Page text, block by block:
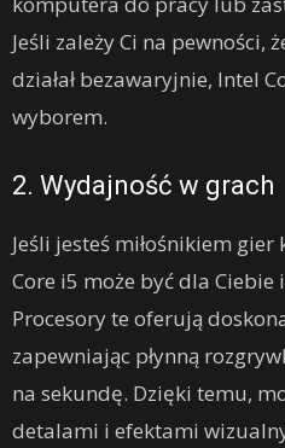
Jeśli zależy Ci na pewności,
działał bezawaryjnie, Intel
wyborem.
2. Wydajność w grach
Jeśli jesteś miłośnikiem
Core i5 może być dla
Procesory te oferują
zapewniając płynną
na sekundę. Dzięki temu,
detalami i efektami